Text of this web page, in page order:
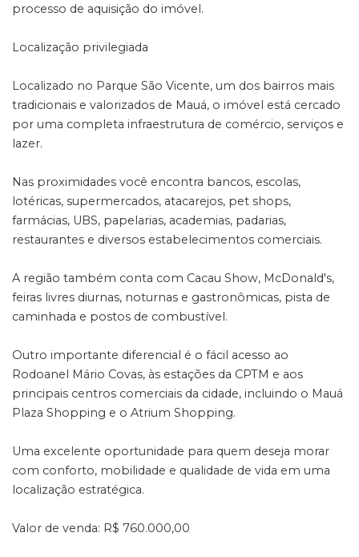
processo de aquisição do imóvel.
Localização privilegiada
Localizado no Parque São Vicente, um dos bairros mais
tradicionais e valorizados de Mauá, o imóvel está cercado
por uma completa infraestrutura de comércio, serviços e
lazer.
Nas proximidades você encontra bancos, escolas,
lotéricas, supermercados, atacarejos, pet shops,
farmácias, UBS, papelarias, academias, padarias,
restaurantes e diversos estabelecimentos comerciais.
A região também conta com Cacau Show, McDonald's,
feiras livres diurnas, noturnas e gastronômicas, pista de
caminhada e postos de combustível.
Outro importante diferencial é o fácil acesso ao
Rodoanel Mário Covas, às estações da CPTM e aos
principais centros comerciais da cidade, incluindo o Mauá
Plaza Shopping e o Atrium Shopping.
Uma excelente oportunidade para quem deseja morar
com conforto, mobilidade e qualidade de vida em uma
localização estratégica.
Valor de venda: R$ 760.000,00